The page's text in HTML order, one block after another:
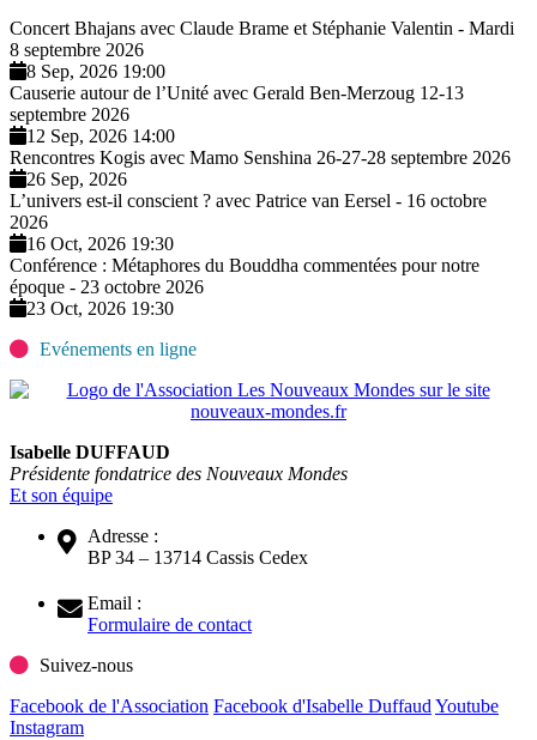
Concert Bhajans avec Claude Brame et Stéphanie Valentin - Mardi
8 septembre 2026
8 Sep, 2026 19:00
Causerie autour de l’Unité avec Gerald Ben-Merzoug 12-13
septembre 2026
12 Sep, 2026 14:00
Rencontres Kogis avec Mamo Senshina 26-27-28 septembre 2026
26 Sep, 2026
L’univers est-il conscient ? avec Patrice van Eersel - 16 octobre
2026
16 Oct, 2026 19:30
Conférence : Métaphores du Bouddha commentées pour notre
époque - 23 octobre 2026
23 Oct, 2026 19:30
Evénements en ligne
Isabelle DUFFAUD
Présidente fondatrice des Nouveaux Mondes
Et son équipe
Adresse :
BP 34 – 13714 Cassis Cedex
Email :
Formulaire de contact
Suivez-nous
Facebook de l'Association Facebook d'Isabelle DuffaudYoutube
Instagram